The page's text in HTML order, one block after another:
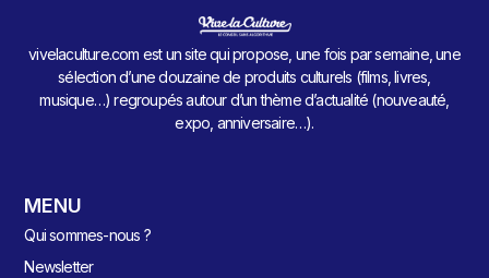
vivelaculture.com est un site qui propose, une fois par semaine, une
sélection d’une douzaine de produits culturels (films, livres,
musique…) regroupés autour d’un thème d’actualité (nouveauté,
expo, anniversaire…).
MENU
Qui sommes-nous ?
Newsletter